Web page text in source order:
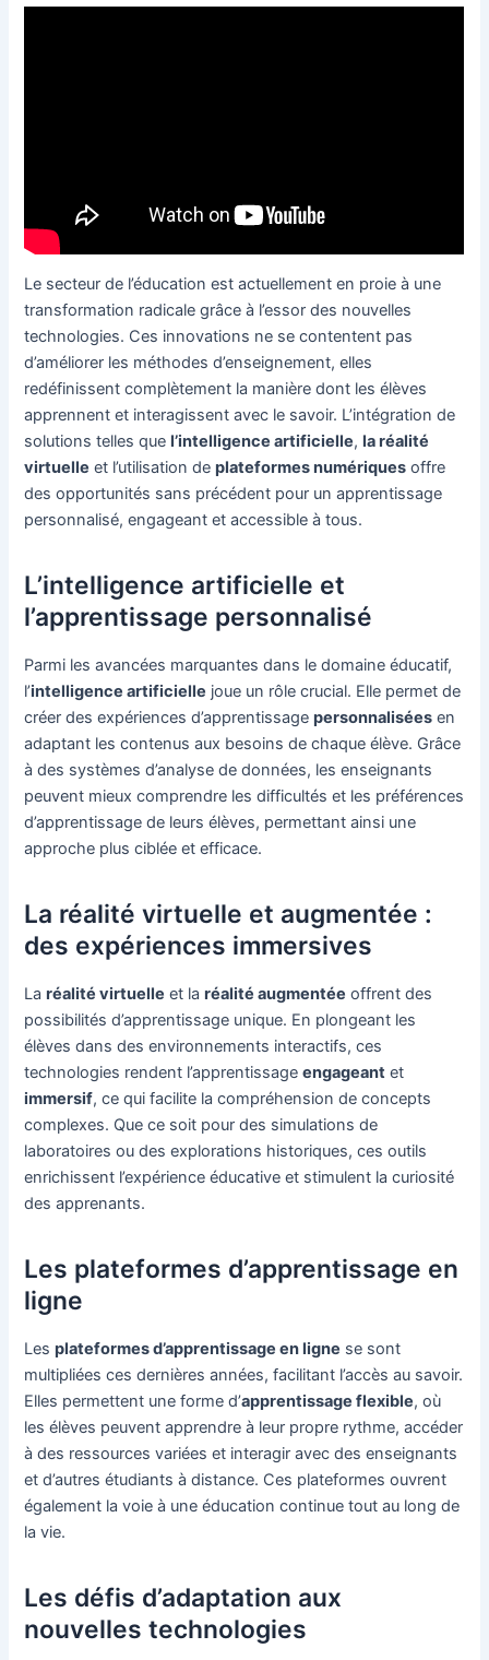
Le secteur de l’éducation est actuellement en proie à une
transformation radicale grâce à l’essor des nouvelles
technologies. Ces innovations ne se contentent pas
d’améliorer les méthodes d’enseignement, elles
redéfinissent complètement la manière dont les élèves
apprennent et interagissent avec le savoir. L’intégration de
solutions telles quel’intelligence artificielle,la réalité
virtuelle et l’utilisation deplateformes numériques offre
des opportunités sans précédent pour un apprentissage
personnalisé, engageant et accessible à tous.
L’intelligence artificielle et
l’apprentissage personnalisé
Parmi les avancées marquantes dans le domaine éducatif,
l’intelligence artificielle joue un rôle crucial. Elle permet de
créer des expériences d’apprentissagepersonnalisées en
adaptant les contenus aux besoins de chaque élève. Grâce
à des systèmes d’analyse de données, les enseignants
peuvent mieux comprendre les difficultés et les préférences
d’apprentissage de leurs élèves, permettant ainsi une
approche plus ciblée et efficace.
La réalité virtuelle et augmentée :
des expériences immersives
Laréalité virtuelle et laréalité augmentée offrent des
possibilités d’apprentissage unique. En plongeant les
élèves dans des environnements interactifs, ces
technologies rendent l’apprentissageengageant et
immersif, ce qui facilite la compréhension de concepts
complexes. Que ce soit pour des simulations de
laboratoires ou des explorations historiques, ces outils
enrichissent l’expérience éducative et stimulent la curiosité
des apprenants.
Les plateformes d’apprentissage en
ligne
Lesplateformes d’apprentissage en ligne se sont
multipliées ces dernières années, facilitant l’accès au savoir.
Elles permettent une forme d’apprentissage flexible, où
les élèves peuvent apprendre à leur propre rythme, accéder
à des ressources variées et interagir avec des enseignants
et d’autres étudiants à distance. Ces plateformes ouvrent
également la voie à une éducation continue tout au long de
la vie.
Les défis d’adaptation aux
nouvelles technologies